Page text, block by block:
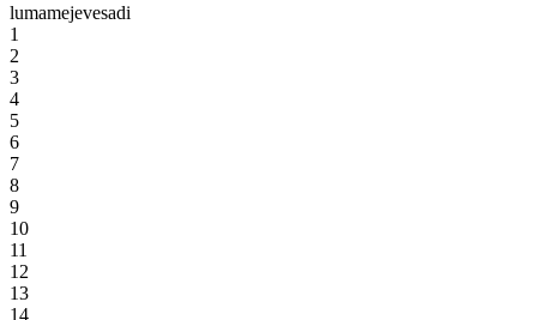
lumamejevesadi
1
2
3
4
5
6
7
8
9
10
11
12
13
14